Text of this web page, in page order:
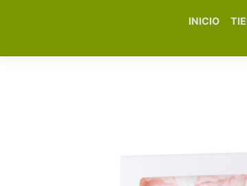
Elfa
INICIO